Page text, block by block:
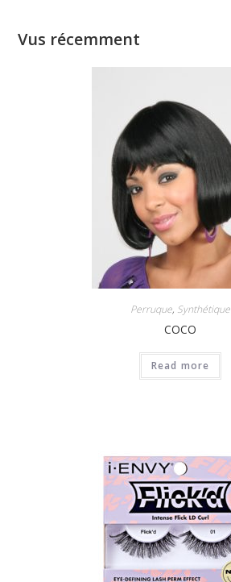
Vus récemment
Perruque, Synthétique
COCO
Read more